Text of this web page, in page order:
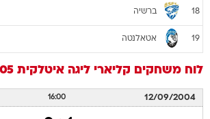
18 ברשיה
19 אטאלנטה
לוח משחקים קליארי ליגה איטלקית 2004/05
12/09/2004
16:00